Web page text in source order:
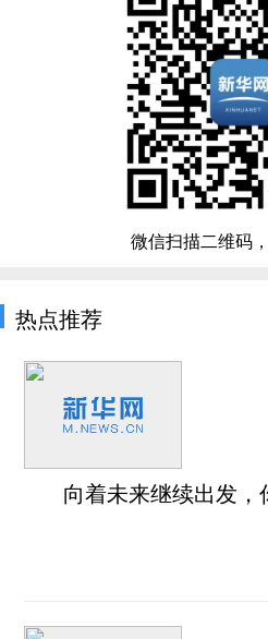
微信扫描二维码
热点推荐
向着未来继续出发，